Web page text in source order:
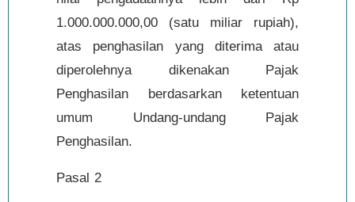
1.000.000.000,00 (satu miliar rupiah),
atas penghasilan yang diterima atau
diperolehnya dikenakan Pajak
Penghasilan berdasarkan ketentuan
umum Undang-undang Pajak
Penghasilan.
Pasal 2